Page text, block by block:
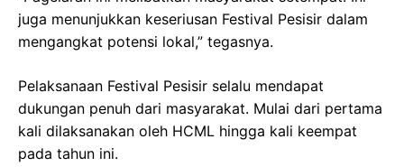
juga menunjukkan keseriusan Festival Pesisir dalam
mengangkat potensi lokal,” tegasnya.
Pelaksanaan Festival Pesisir selalu mendapat
dukungan penuh dari masyarakat. Mulai dari pertama
kali dilaksanakan oleh HCML hingga kali keempat
pada tahun ini.